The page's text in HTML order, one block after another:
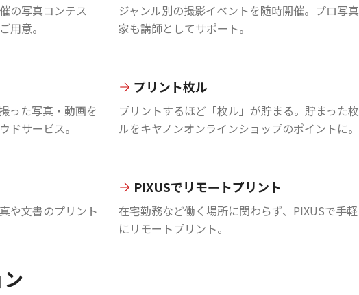
の写真コンテス
用意。
ジャンル別の撮影イベントを随時開催。プロ写真
家も講師としてサポート。
った写真・動画を
ドサービス。
プリント枚ル
プリントするほど「枚ル」が貯まる。貯まった枚
ルをキヤノンオンラインショップのポイントに。
や文書のプリント
PIXUSでリモートプリント
在宅勤務など働く場所に関わらず、PIXUSで手軽
にリモートプリント。